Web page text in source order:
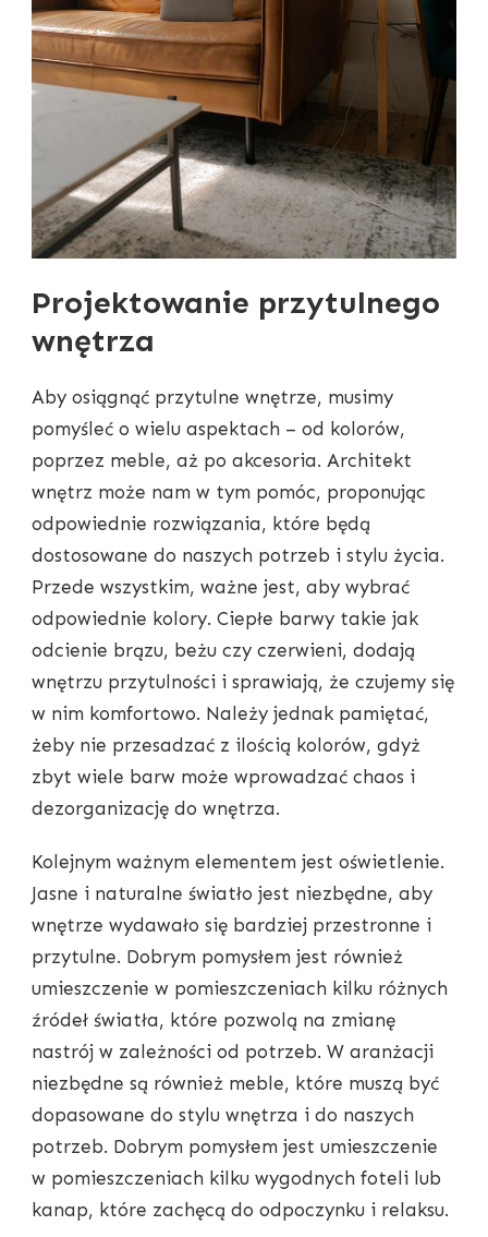
Projektowanie przytulnego
wnętrza
Aby osiągnąć przytulne wnętrze, musimy
pomyśleć o wielu aspektach – od kolorów,
poprzez meble, aż po akcesoria. Architekt
wnętrz może nam w tym pomóc, proponując
odpowiednie rozwiązania, które będą
dostosowane do naszych potrzeb i stylu życia.
Przede wszystkim, ważne jest, aby wybrać
odpowiednie kolory. Ciepłe barwy takie jak
odcienie brązu, beżu czy czerwieni, dodają
wnętrzu przytulności i sprawiają, że czujemy się
w nim komfortowo. Należy jednak pamiętać,
żeby nie przesadzać z ilością kolorów, gdyż
zbyt wiele barw może wprowadzać chaos i
dezorganizację do wnętrza.
Kolejnym ważnym elementem jest oświetlenie.
Jasne i naturalne światło jest niezbędne, aby
wnętrze wydawało się bardziej przestronne i
przytulne. Dobrym pomysłem jest również
umieszczenie w pomieszczeniach kilku różnych
źródeł światła, które pozwolą na zmianę
nastrój w zależności od potrzeb. W aranżacji
niezbędne są również meble, które muszą być
dopasowane do stylu wnętrza i do naszych
potrzeb. Dobrym pomysłem jest umieszczenie
w pomieszczeniach kilku wygodnych foteli lub
kanap, które zachęcą do odpoczynku i relaksu.